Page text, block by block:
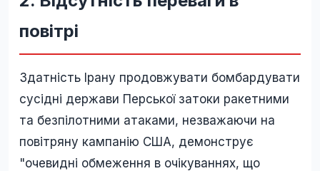
повітрі
Здатність Ірану продовжувати бомбардувати
сусідні держави Перської затоки ракетними
та безпілотними атаками, незважаючи на
повітряну кампанію США, демонструє
"очевидні обмеження в очікуваннях, що